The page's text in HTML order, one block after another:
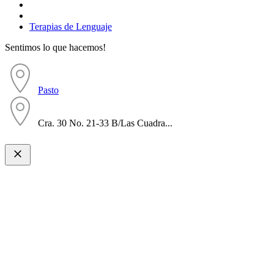
Terapias de Lenguaje
Sentimos lo que hacemos!
Pasto
Cra. 30 No. 21-33 B/Las Cuadra...